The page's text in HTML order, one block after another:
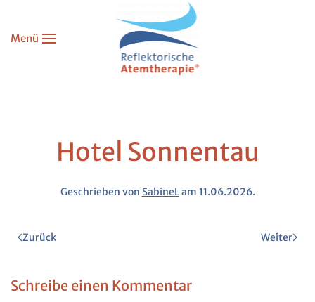
Zum Hauptinhalt springen
Menü
Hotel Sonnentau
Geschrieben von SabineLam 11.06.2026.
Zurück Weiter
Schreibe einen Kommentar